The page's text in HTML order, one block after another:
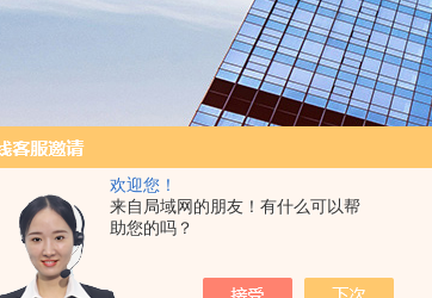
欢迎您！
来自局域网的朋友！有什么可以帮
助您的吗？